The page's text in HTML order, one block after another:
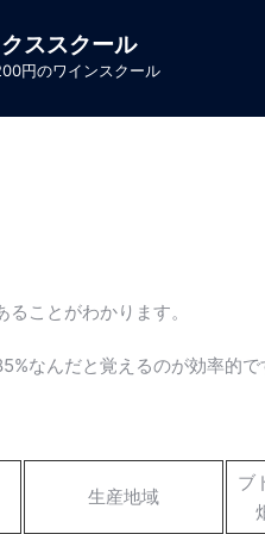
ススクール
円のワインスクール
ことがわかります。
なんだと覚えるのが効率的で
生産地域
ブ